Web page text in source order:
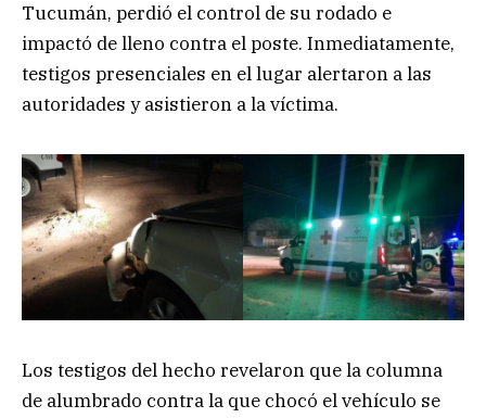
Tucumán, perdió el control de su rodado e
impactó de lleno contra el poste. Inmediatamente,
testigos presenciales en el lugar alertaron a las
autoridades y asistieron a la víctima.
Los testigos del hecho revelaron que la columna
de alumbrado contra la que chocó el vehículo se